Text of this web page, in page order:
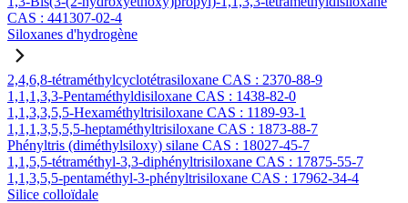
CAS : 441307-02-4
Siloxanes d'hydrogène
2,4,6,8-tétraméthylcyclotétrasiloxane CAS : 2370-88-9
1,1,1,3,3-Pentaméthyldisiloxane CAS : 1438-82-0
1,1,3,3,5,5-Hexaméthyltrisiloxane CAS : 1189-93-1
1,1,1,3,5,5,5-heptaméthyltrisiloxane CAS : 1873-88-7
Phényltris (diméthylsiloxy) silane CAS : 18027-45-7
1,1,5,5-tétraméthyl-3,3-diphényltrisiloxane CAS : 17875-55-7
1,1,3,5,5-pentaméthyl-3-phényltrisiloxane CAS : 17962-34-4
Silice colloïdale